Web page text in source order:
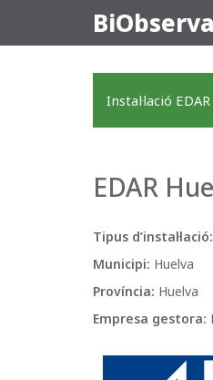
Instal·lació
EDAR
Tipus d’instal·lació:
Municipi: Huelva
Província: Huelva
Empresa gestora: